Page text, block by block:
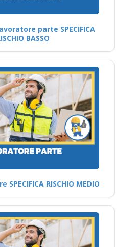
parte SPECIFICA
BASSO
RISCHIO MEDIO